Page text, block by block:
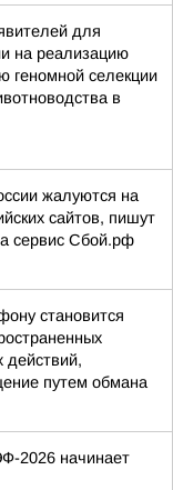
для
на реализацию
геномной селекции
в
жалуются на
сайтов, пишут
сервис Сбой.рф
становится
действий,
путем обмана
2026 начинает